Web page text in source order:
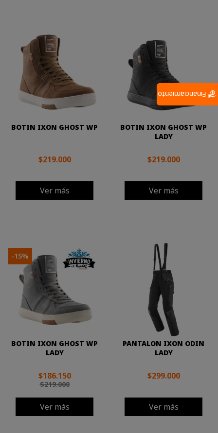
BOTIN IXON GHOST WP
$219.000
Ver más
BOTIN IXON GHOST WP
LADY
$219.000
Ver más
BOTIN IXON GHOST WP
LADY
$219.000
$186.150
Ver más
-15%
PANTALON IXON ODIN
LADY
$299.000
Ver más
Financiamiento